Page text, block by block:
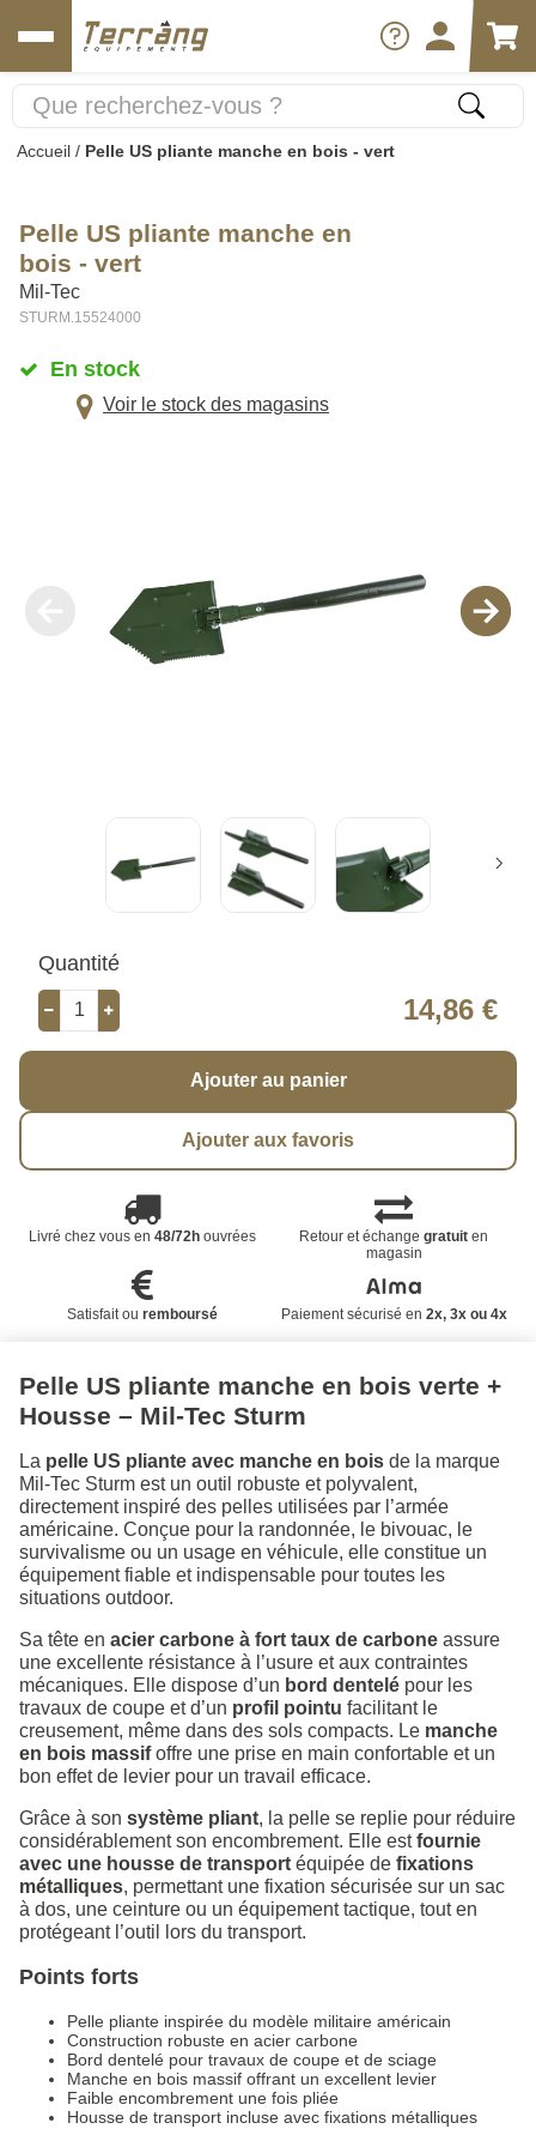
Accueil / Pelle US pliante manche en bois - vert
Pelle US pliante manche en
bois - vert
Mil-Tec
STURM.15524000
En stock
Voir le stock des magasins
Quantité
14,86 €
Ajouter au panier
Ajouter aux favoris
Livré chez vous en 48/72houvrées Retour et échangegratuit en
magasin
Satisfait ou remboursé Paiement sécurisé en 2x, 3x ou 4x
Pelle US pliante manche en bois verte +
Housse – Mil-Tec Sturm
La pelle US pliante avec manche en bois de la marque
Mil-Tec Sturm est un outil robuste et polyvalent,
directement inspiré des pelles utilisées par l’armée
américaine. Conçue pour la randonnée, le bivouac, le
survivalisme ou un usage en véhicule, elle constitue un
équipement fiable et indispensable pour toutes les
situations outdoor.
Sa tête en acier carbone à fort taux de carbone assure
une excellente résistance à l’usure et aux contraintes
mécaniques. Elle dispose d’un bord dentelé pour les
travaux de coupe et d’un profil pointu facilitant le
creusement, même dans des sols compacts. Le manche
en bois massifoffre une prise en main confortable et un
bon effet de levier pour un travail efficace.
Grâce à son système pliant, la pelle se replie pour réduire
considérablement son encombrement. Elle estfournie
avec une housse de transport équipée de fixations
métalliques, permettant une fixation sécurisée sur un sac
à dos, une ceinture ou un équipement tactique, tout en
protégeant l’outil lors du transport.
Points forts
Pelle pliante inspirée du modèle militaire américain
Construction robuste en acier carbone
Bord dentelé pour travaux de coupe et de sciage
Manche en bois massif offrant un excellent levier
Faible encombrement une fois pliée
Housse de transport incluse avec fixations métalliques